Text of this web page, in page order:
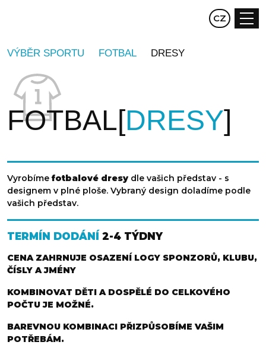
EN DE
CZ
VÝBĚR SPORTU FOTBAL DRESY
FOTBAL DRESY
Vyrobíme fotbalové dresy dle vašich představ - s
designem v plné ploše. Vybraný design doladíme podle
vašich představ.
TERMÍN DODÁNÍ 2-4 TÝDNY
CENA ZAHRNUJE OSAZENÍ LOGY SPONZORŮ, KLUBU,
ČÍSLY A JMÉNY
KOMBINOVAT DĚTI A DOSPĚLÉ DO CELKOVÉHO
POČTU JE MOŽNÉ.
BAREVNOU KOMBINACI PŘIZPŮSOBÍME VAŠIM
POTŘEBÁM.